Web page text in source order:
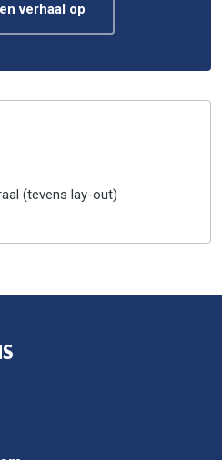
verhaal op
(tevens lay-out)